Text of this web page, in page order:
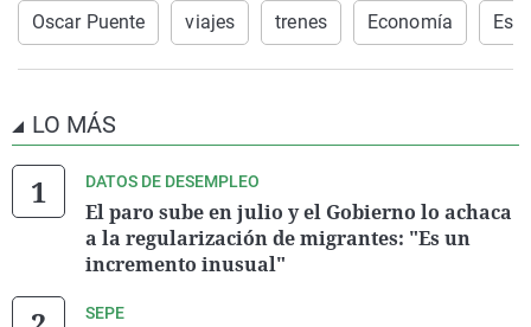
Oscar Puente viajes trenes Economía
LO MÁS
DATOS DE DESEMPLEO
El paro sube en julio y el Gobierno lo achaca
a la regularización de migrantes: "Es un
incremento inusual"
SEPE